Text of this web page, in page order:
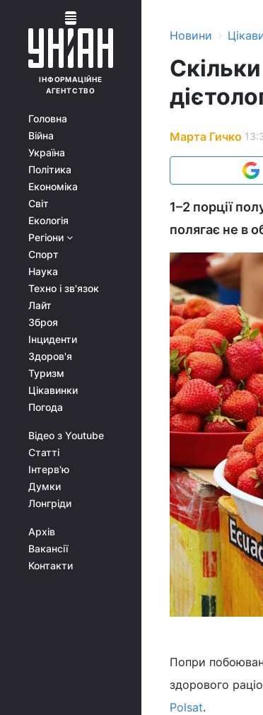
ІНФОРМАЦІЙНЕ
АГЕНТСТВО
Головна
Війна
Україна
Політика
Економіка
Світ
Екологія
Регіони
Спорт
Наука
Техно і зв'язок
Лайт
Зброя
Інциденти
Здоров'я
Туризм
Цікавинки
Погода
Відео з Youtube
Статті
Інтерв'ю
Думки
Лонгріди
Архів
Вакансії
Контакти
Новини ›
Марта Гичко
1–2 порції
полягає не в
Попри
здорового
Polsat.